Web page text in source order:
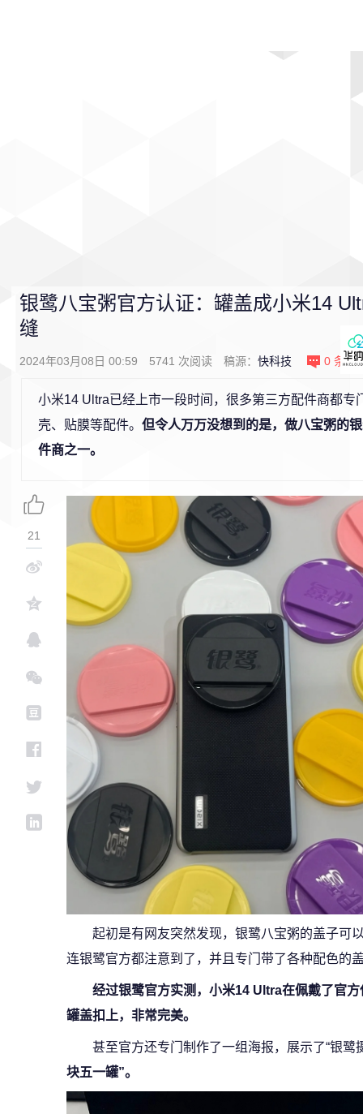
银鹭八宝粥官方认证：罐盖成小米14
缝
2024年03月08日 00:59 5741 次阅读 稿源： 快科技 0 条评
小米14 Ultra已经上市一段时间，很多第三方配件商都专
壳、贴膜等配件。 但令人万万没想到的是，做八宝粥的
件商之一。
起初是有网友突然发现，银鹭八宝粥的盖子可
连银鹭官方都注意到了，并且专门带了各种配色的
经过银鹭官方实测，小米14 Ultra在佩戴了官
罐盖扣上，非常完美。
甚至官方还专门制作了一组海报，展示了“银鹭
块五一罐”。
21